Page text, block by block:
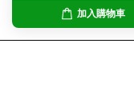
加入購物車